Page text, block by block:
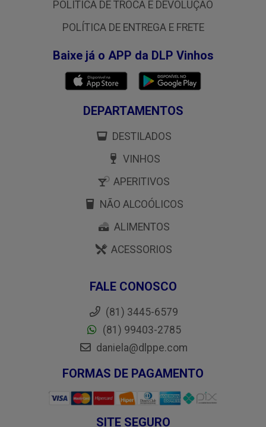
POLÍTICA DE TROCA E DEVOLUÇÃO
POLÍTICA DE ENTREGA E FRETE
Baixe já o APP da DLP Vinhos
DEPARTAMENTOS
DESTILADOS
VINHOS
APERITIVOS
NÃO ALCOÓLICOS
ALIMENTOS
ACESSORIOS
FALE CONOSCO
(81) 3445-6579
(81) 99403-2785
daniela@dlppe.com
FORMAS DE PAGAMENTO
SITE SEGURO